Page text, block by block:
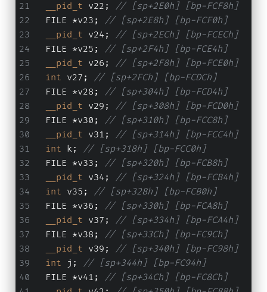
__pid_t v22; // [sp+2E0h] [bp-FCF8h]
  FILE *v23;
// [sp+2E8h] [bp-FCF0h]
__pid_t v24; // [sp+2ECh] [bp-FCECh]
  FILE *v25;
// [sp+2F4h] [bp-FCE4h]
__pid_t v26; // [sp+2F8h] [bp-FCE0h]
int v27; // [sp+2FCh] [bp-FCDCh]
  FILE *v28;
// [sp+304h] [bp-FCD4h]
__pid_t v29; // [sp+308h] [bp-FCD0h]
  FILE *v30;
// [sp+310h] [bp-FCC8h]
__pid_t v31; // [sp+314h] [bp-FCC4h]
int k; // [sp+318h] [bp-FCC0h]
  FILE *v33;
// [sp+320h] [bp-FCB8h]
__pid_t v34; // [sp+324h] [bp-FCB4h]
int v35; // [sp+328h] [bp-FCB0h]
  FILE *v36;
// [sp+330h] [bp-FCA8h]
__pid_t v37; // [sp+334h] [bp-FCA4h]
  FILE *v38;
// [sp+33Ch] [bp-FC9Ch]
__pid_t v39; // [sp+340h] [bp-FC98h]
int j; // [sp+344h] [bp-FC94h]
  FILE *v41;
// [sp+34Ch] [bp-FC8Ch]